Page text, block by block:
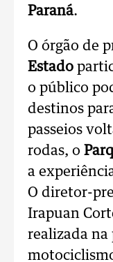
Paraná.
O órgão de
Estado
o público
destinos
passeios
rodas, o
a
O diretor-
Irapuan
realizada